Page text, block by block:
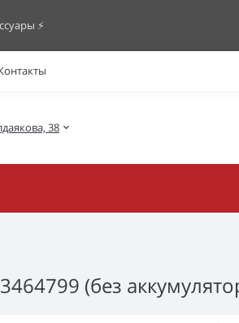
⚡️
38
(без